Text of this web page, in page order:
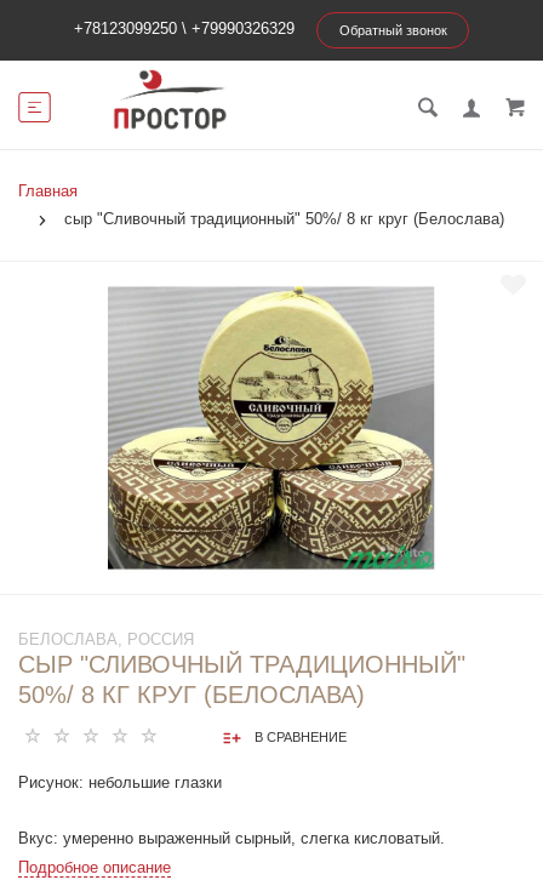
+78123099250 \ +79990326329 Обратный звонок
Главная
сыр "Сливочный традиционный" 50%/ 8 кг круг (Белослава)
БЕЛОСЛАВА, РОССИЯ
СЫР "СЛИВОЧНЫЙ ТРАДИЦИОННЫЙ"
50%/ 8 КГ КРУГ (БЕЛОСЛАВА)
В СРАВНЕНИЕ
Рисунок: небольшие глазки
Вкус: умеренно выраженный сырный, слегка кисловатый.
Подробное описание